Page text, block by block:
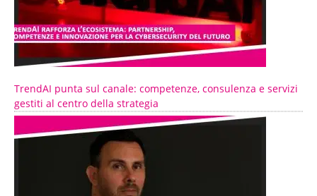
TrendAI punta sul canale: competenze, consulenza e servizi
gestiti al centro della strategia